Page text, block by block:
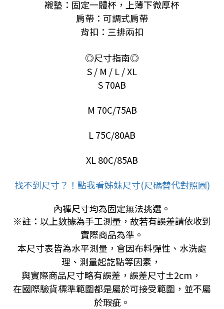
襯墊： 固定一體杯，上薄下微厚杯
肩帶：可調式肩帶
背扣： 三排兩扣
◎尺寸指南◎
S / M / L / XL
S 70AB
M 70C/75AB
L 75C/80AB
XL 80C/85AB
找不到尺寸？！點我看姊妹尺寸(尺碼替代對照圖)
內褲尺寸均為固定無法挑選。
※註：以上數據為手工測量，故若有誤差請依收到
實際商品為準。
本尺寸表皆為水平測量，會因布料彈性、水洗處
理、測量起訖點等因素，
與實際商品尺寸略有誤差，誤差尺寸±2cm，
在國際驗貨標準範圍都是屬於可接受範圍，並不屬
於瑕疵。